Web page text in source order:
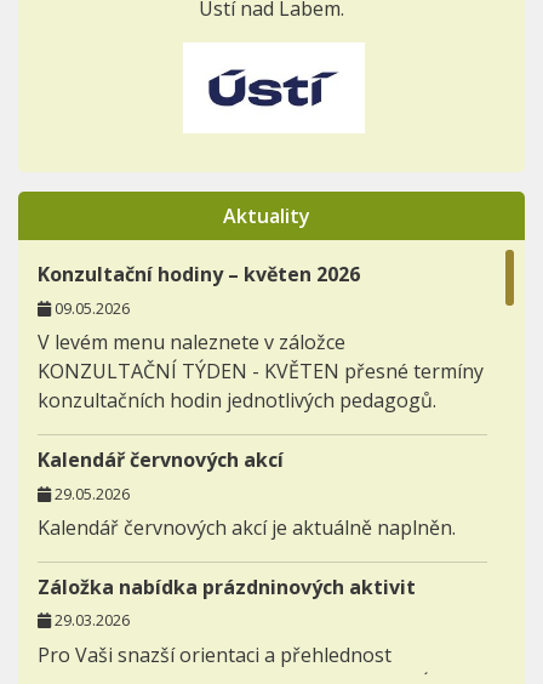
Ústí nad Labem.
Aktuality
Konzultační hodiny – květen 2026
09.05.2026
V levém menu naleznete v záložce
KONZULTAČNÍ TÝDEN - KVĚTEN přesné termíny
konzultačních hodin jednotlivých pedagogů.
Kalendář červnových akcí
29.05.2026
Kalendář červnových akcí je aktuálně naplněn.
Záložka nabídka prázdninových aktivit
29.03.2026
Pro Vaši snazší orientaci a přehlednost